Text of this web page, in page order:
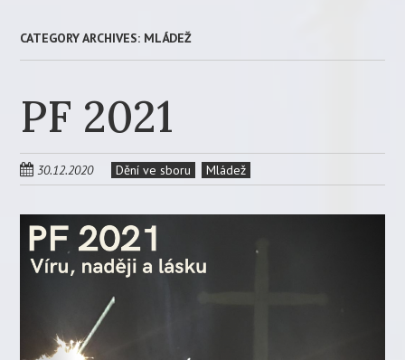
CATEGORY ARCHIVES: MLÁDEŽ
PF 2021
30.12.2020 Dění ve sboru Mládež